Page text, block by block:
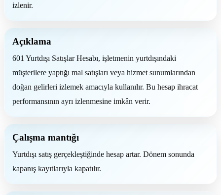
izlenir.
Açıklama
601 Yurtdışı Satışlar Hesabı, işletmenin yurtdışındaki
müşterilere yaptığı mal satışları veya hizmet sunumlarından
doğan gelirleri izlemek amacıyla kullanılır. Bu hesap ihracat
performansının ayrı izlenmesine imkân verir.
Çalışma mantığı
Yurtdışı satış gerçekleştiğinde hesap artar. Dönem sonunda
kapanış kayıtlarıyla kapatılır.